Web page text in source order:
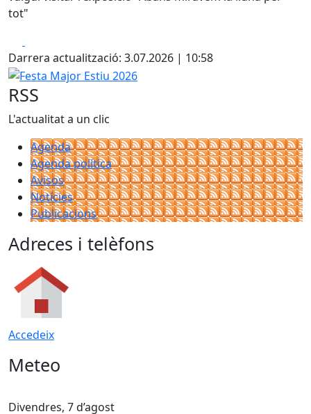
tot"
Darrera actualització: 3.07.2026 | 10:58
Festa Major Estiu 2026
RSS
L'actualitat a un clic
Agenda
Agenda política
Avisos
Notícies
Publicacions
Adreces i telèfons
Accedeix
Meteo
Divendres, 7 d’agost